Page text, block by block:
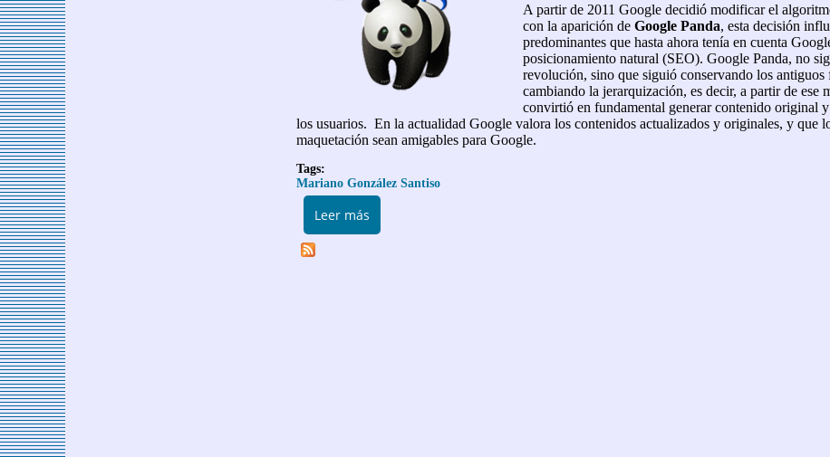
A partir de 2011 Google decidió modificar el
con la aparición de Google Panda, esta decisión
predominantes que hasta ahora tenía en cuenta
posicionamiento natural (SEO). Google Panda, no
revolución, sino que siguió conservando los antiguos
cambiando la jerarquización, es decir, a partir de ese
convirtió en fundamental generar contenido original
los usuarios. En la actualidad Google valora los contenidos actualizados y originales, y que
maquetación sean amigables para Google.
Tags:
Mariano González Santiso
Leer más